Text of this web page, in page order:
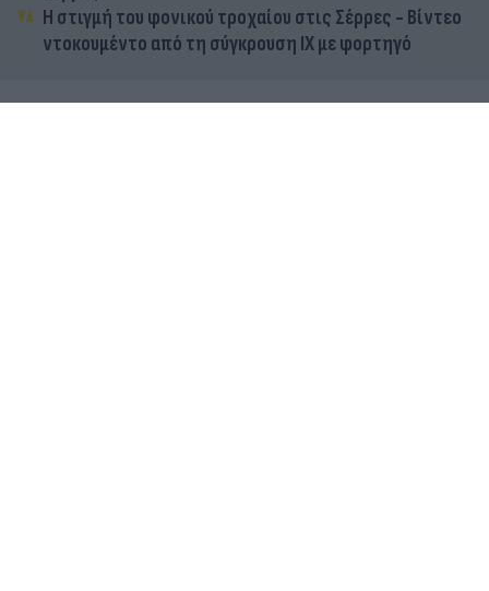
Η στιγμή του φονικού τροχαίου στις Σέρρες - Βίντεο
ντοκουμέντο από τη σύγκρουση ΙΧ με φορτηγό